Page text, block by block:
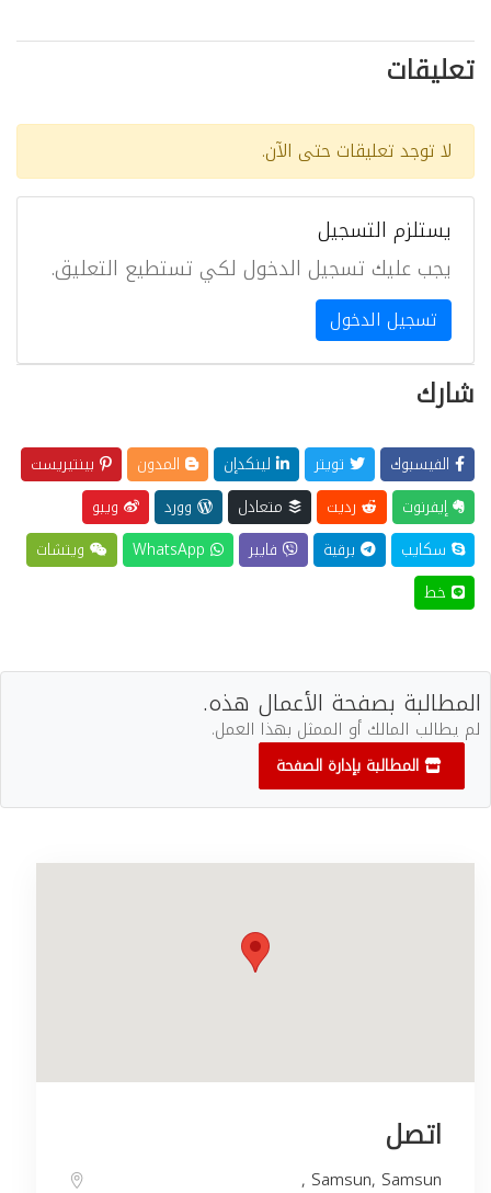
تعليقات
لا توجد تعليقات حتى الآن.
يستلزم التسجيل
يجب عليك تسجيل الدخول لكي تستطيع التعليق.
تسجيل الدخول
شارك
الفيسبوك تويتر لينكدإن المدون
بينتيريست
إيفرنوت
رديت متعادل وورد
ويبو
سكايب
برقية فايبر
ويتشات
خط
المطالبة بصفحة الأعمال هذه.
لم يطالب المالك أو الممثل بهذا العمل.
المطالبة بإدارة الصفحة
اتصل
, Samsun, Samsun